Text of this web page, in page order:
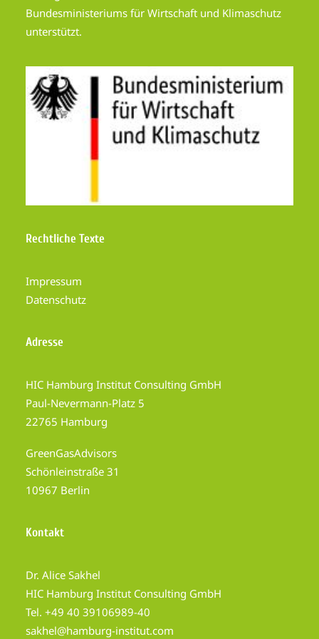
Bundesministeriums für Wirtschaft und Klimaschutz
unterstützt.
Rechtliche Texte
Impressum
Datenschutz
Adresse
HIC Hamburg Institut Consulting GmbH
Paul-Nevermann-Platz 5
22765 Hamburg
GreenGasAdvisors
Schönleinstraße 31
10967 Berlin
Kontakt
Dr. Alice Sakhel
HIC Hamburg Institut Consulting GmbH
Tel. +49 40 39106989-40
sakhel@hamburg-institut.com